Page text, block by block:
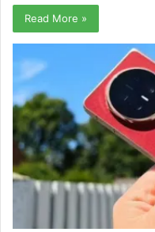
Read More »